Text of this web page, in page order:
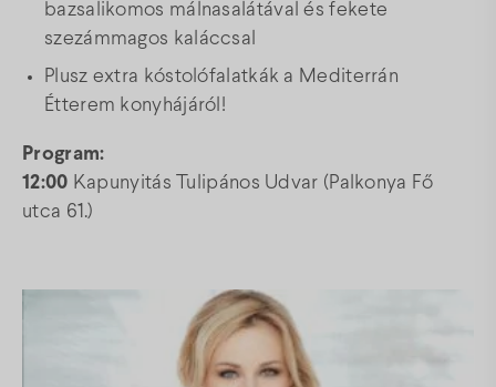
bazsalikomos málnasalátával és fekete
szezámmagos kaláccsal
Plusz extra kóstolófalatkák a Mediterrán
Étterem konyhájáról!
Program:
12:00 Kapunyitás Tulipános Udvar (Palkonya Fő
utca 61.)